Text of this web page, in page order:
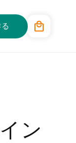
ー
ン